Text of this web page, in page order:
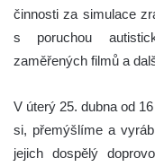
činnosti za simulace
s poruchou
zaměřených filmů a
V úterý 25. dubna od
si, přemýšlíme a
jejich dospělý